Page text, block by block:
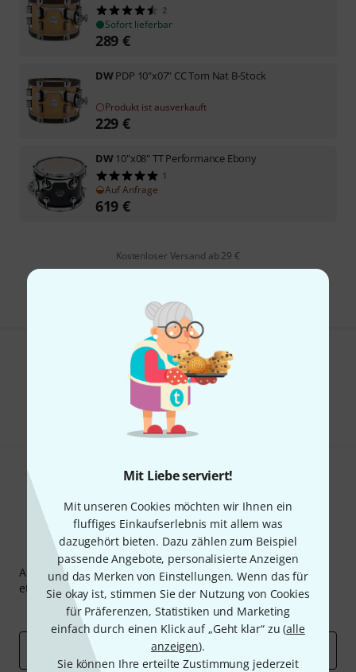
Mit Liebe serviert!
Mit unseren Cookies möchten wir Ihnen ein
fluffiges Einkaufserlebnis mit allem was
dazugehört bieten. Dazu zählen zum Beispiel
passende Angebote, personalisierte Anzeigen
und das Merken von Einstellungen. Wenn das für
Sie okay ist, stimmen Sie der Nutzung von Cookies
für Präferenzen, Statistiken und Marketing
einfach durch einen Klick auf „Geht klar“ zu (alle
anzeigen).
Sie können Ihre erteilte Zustimmung jederzeit
2
Sofort lieferbar
289 €
DWPDP 10"x07" CC Tom Nat B-Stock
Produkt ist ausverkauft
229 €
DW10"x08" TT Performance Ebony
1
Auf Anfrage
619 €
Kostenloser Versand ab 29 €
Alle Preise inkl. MwSt.
Gefällt Ihnen, was Sie sehen?
Hilfe & Feedback
Thomann Newsletter
Abonniere den Thomann Newsletter und gewinne mit
etwas Glück einen von 50 Gutscheinenüber jeweils50€
Inspirierende Beiträge
Deals Thomann Insights
E-Mail-Adresse